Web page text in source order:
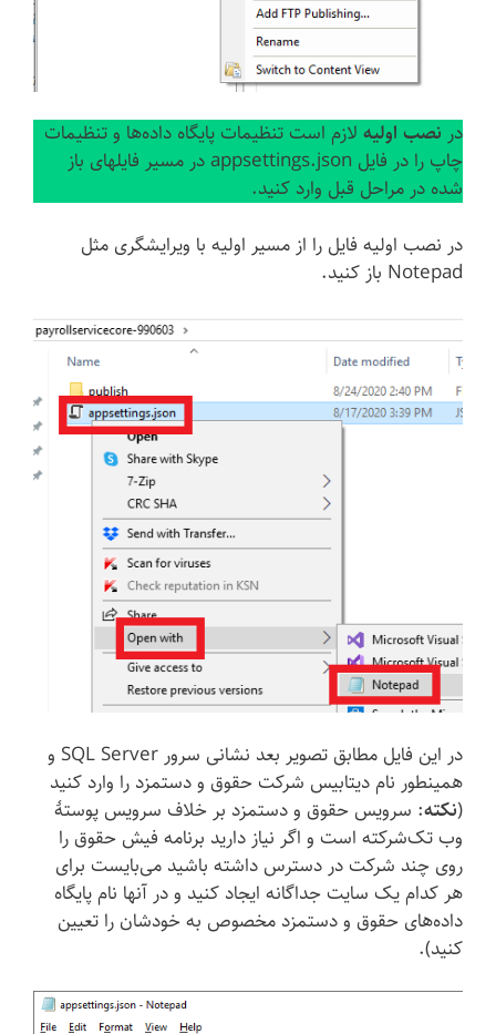
در نصب اولیه لازم است تنظیمات پایگاه داده‌ها و تنظیمات
چاپ را در فایل appsettings.json در مسیر فایلهای باز
شده در مراحل قبل وارد کنید.
در نصب اولیه فایل را از مسیر اولیه با ویرایشگری مثل
Notepad باز کنید.
در این فایل مطابق تصویر بعد نشانی سرور SQL Server و
همینطور نام دیتابیس شرکت حقوق و دستمزد را وارد کنید
(نکته: سرویس حقوق و دستمزد بر خلاف سرویس پوستهٔ
وب تک‌شرکته است و اگر نیاز دارید برنامه فیش حقوق را
روی چند شرکت در دسترس داشته باشید می‌بایست برای
هر کدام یک سایت جداگانه ایجاد کنید و در آنها نام پایگاه
داده‌های حقوق و دستمزد مخصوص به خودشان را تعیین
کنید).